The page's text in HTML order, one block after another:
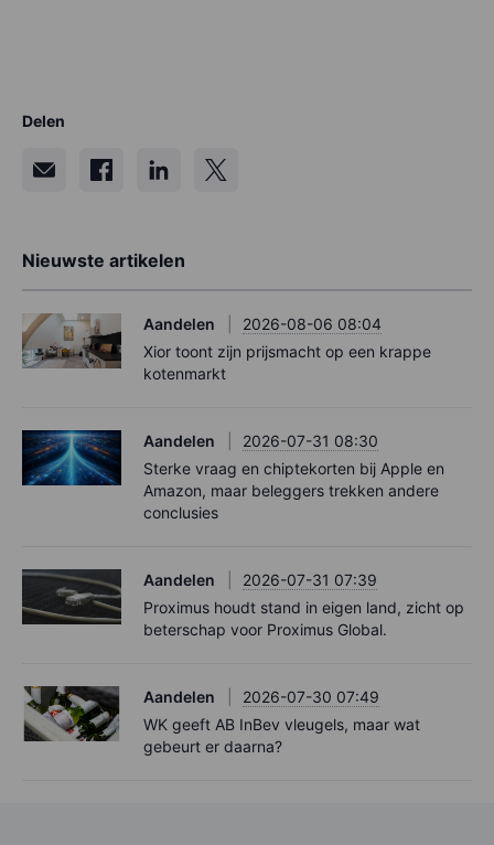
Delen
Nieuwste artikelen
Aandelen
2026-08-06 08:04
Xior toont zijn prijsmacht op een krappe
kotenmarkt
Aandelen
2026-07-31 08:30
Sterke vraag en chiptekorten bij Apple en
Amazon, maar beleggers trekken andere
conclusies
Aandelen
2026-07-31 07:39
Proximus houdt stand in eigen land, zicht op
beterschap voor Proximus Global.
Aandelen
2026-07-30 07:49
WK geeft AB InBev vleugels, maar wat
gebeurt er daarna?